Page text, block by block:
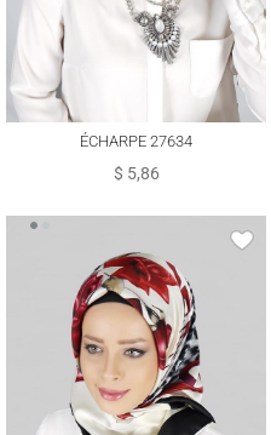
ÉCHARPE 27634
$ 5,86